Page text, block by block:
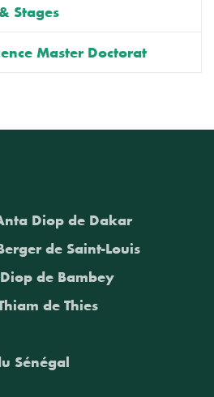
Stages
Master Doctorat
Diop de Dakar
de Saint-Louis
de Bambey
de Thies
Sénégal